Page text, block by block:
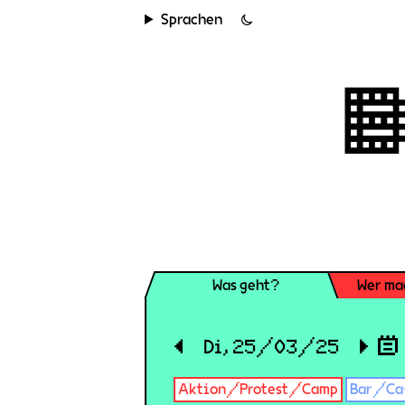
Sprachen
Was geht? Wer
◀ Di, 25/03/25 ▶
Aktion/Protest/Camp Bar/